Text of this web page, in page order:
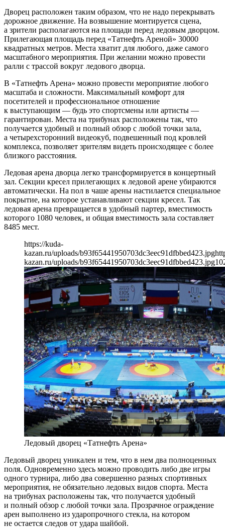
Дворец расположен таким образом, что не надо перекрывать
дорожное движение. На возвышение монтируется сцена,
а зрители располагаются на площади перед ледовым дворцом.
Прилегающая площадь перед «Татнефть Ареной» 30000
квадратных метров. Места хватит для любого, даже самого
масштабного мероприятия. При желании можно провести
ралли с трассой вокруг ледового дворца.
В «Татнефть Арена» можно провести мероприятие любого
масштаба и сложности. Максимальный комфорт для
посетителей и профессиональное отношение
к выступающим — будь это спортсмены или артисты —
гарантирован. Места на трибунах расположены так, что
получается удобный и полный обзор с любой точки зала,
а четырехсторонний видеокуб, подвешенный под кровлей
комплекса, позволяет зрителям видеть происходящее с более
близкого расстояния.
Ледовая арена дворца легко трансформируется в концертный
зал. Секции кресел прилегающих к ледовой арене убираются
автоматически. На пол в чаше арены настилается специальное
покрытие, на которое устанавливают секции кресел. Так
ледовая арена превращается в удобный партер, вместимость
которого 1080 человек, и общая вместимость зала составляет
8485 мест.
https://kuda-
kazan.ru/uploads/b93f65441950703dc3eec91dfbbed423.jpg
kazan.ru/uploads/b93f65441950703dc3eec91dfbbed423.jpg
Ледовый дворец «Татнефть Арена»
Ледовый дворец уникален и тем, что в нем два полноценных
поля. Одновременно здесь можно проводить либо две игры
одного турнира, либо два совершенно разных спортивных
мероприятия, не обязательно ледовых видов спорта. Места
на трибунах расположены так, что получается удобный
и полный обзор с любой точки зала. Прозрачное ограждение
арен выполнено из ударопрочного стекла, на котором
не остается следов от удара шайбой.